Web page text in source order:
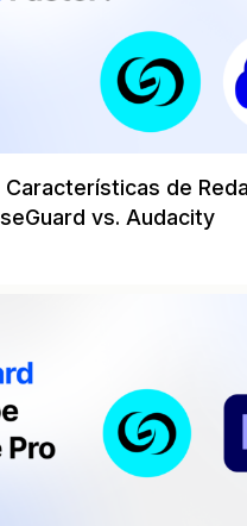
de
vs. Audacity